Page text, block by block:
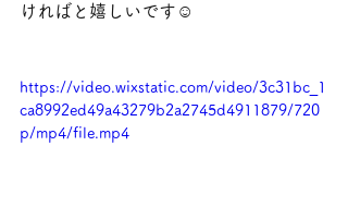
ければと嬉しいです☺
https://video.wixstatic.com/video/3c31bc_1
ca8992ed49a43279b2a2745d4911879/720
p/mp4/file.mp4